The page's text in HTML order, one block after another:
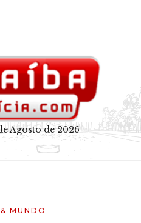
Agosto de 2026
MUNDO